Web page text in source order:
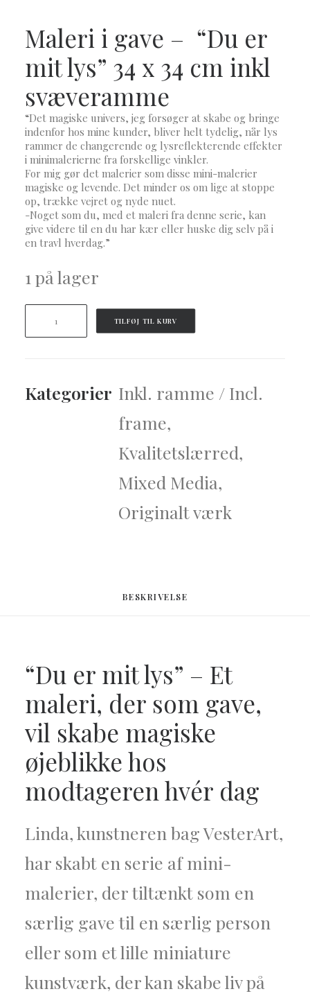
Maleri i gave – “Du er
mit lys” 34 x 34 cm inkl
svæveramme
“Det magiske univers, jeg forsøger at skabe og bringe
indenfor hos mine kunder, bliver helt tydelig, når lys
rammer de changerende og lysreflekterende effekter
i minimalerierne fra forskellige vinkler.
For mig gør det malerier som disse mini-malerier
magiske og levende. Det minder os om lige at stoppe
op, trække vejret og nyde nuet.
-Noget som du, med et maleri fra denne serie, kan
give videre til en du har kær eller huske dig selv på i
en travl hverdag.”
1 på lager
TILFØJ TIL KURV
Kategorier Inkl. ramme / Incl.
frame,
Kvalitetslærred,
Mixed Media,
Originalt værk
BESKRIVELSE
“Du er mit lys” – Et
maleri, der som gave,
vil skabe magiske
øjeblikke hos
modtageren hvér dag
Linda, kunstneren bag VesterArt,
har skabt en serie af mini-
malerier, der tiltænkt som en
særlig gave til en særlig person
eller som et lille miniature
kunstværk, der kan skabe liv på